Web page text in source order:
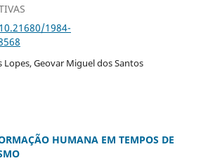
1984-
Lopes, Geovar Miguel dos Santos
HUMANA EM TEMPOS DE